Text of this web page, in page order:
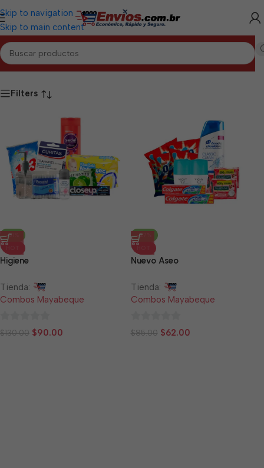
Skip to navigation
Skip to main content
Inicio/MAYABEQUE/Combos de Aseo Mayabeque
Filters
-31%
HOT
Higiene
Tienda:
Combos Mayabeque
0
$130.00 $90.00
-27%
HOT
Nuevo Aseo
Tienda:
Combos Mayabeque
0
$85.00 $62.00